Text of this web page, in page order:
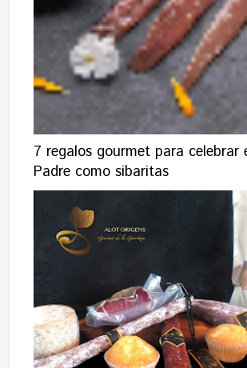
7 regalos gourmet para celebrar
Padre como sibaritas